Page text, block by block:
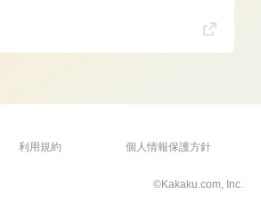
利用規約 個人情報保護方針
©Kakaku.com, Inc.